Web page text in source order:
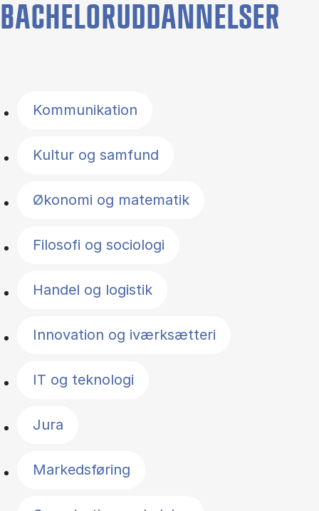
BACHELORUDDANNELSER
Kommunikation
Kultur og samfund
Økonomi og matematik
Filosofi og sociologi
Handel og logistik
Innovation og iværksætteri
IT og teknologi
Jura
Markedsføring